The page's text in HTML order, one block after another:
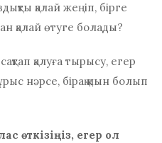
қалай жеңіп, бірге
қалай өтуге болады?
қалуға тырысу, егер
нәрсе, бірақ қиын болып
өткізіңіз, егер ол